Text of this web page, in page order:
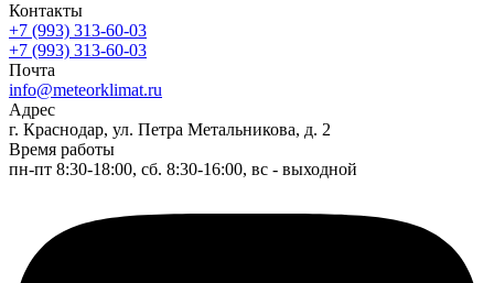
Контакты
+7 (993) 313-60-03
+7 (993) 313-60-03
Почта
info@meteorklimat.ru
Адрес
г. Краснодар, ул. Петра Метальникова, д. 2
Время работы
пн-пт 8:30-18:00, сб. 8:30-16:00, вс - выходной